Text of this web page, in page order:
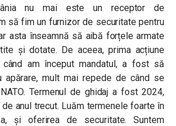
nu mai este un receptor de
să fim un furnizor de securitate pentru
asta înseamnă să aibă forțele armate
și dotate. De aceea, prima acțiune
am început mandatul, a fost să
apărare, mult mai repede de când se
Termenul de ghidaj a fost 2024,
anul trecut. Luăm termenele foarte în
și oferirea de securitate. Suntem